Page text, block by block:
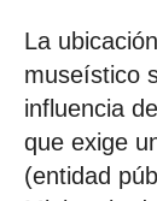
La
museístico
influencia
que exige
(entidad